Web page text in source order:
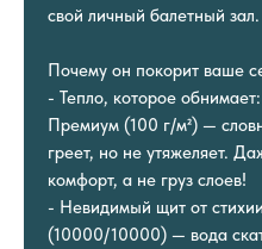
свой личный балетный зал.
Почему он покорит ваше
- Тепло, которое
Премиум (100 г/м²) —
греет, но не утяжеляет.
комфорт, а не груз слоев!
- Невидимый щит от
(10000/10000) — вода